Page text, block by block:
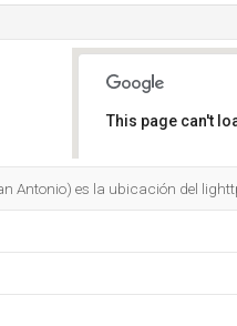
This page can't
Antonio) es la ubicación del